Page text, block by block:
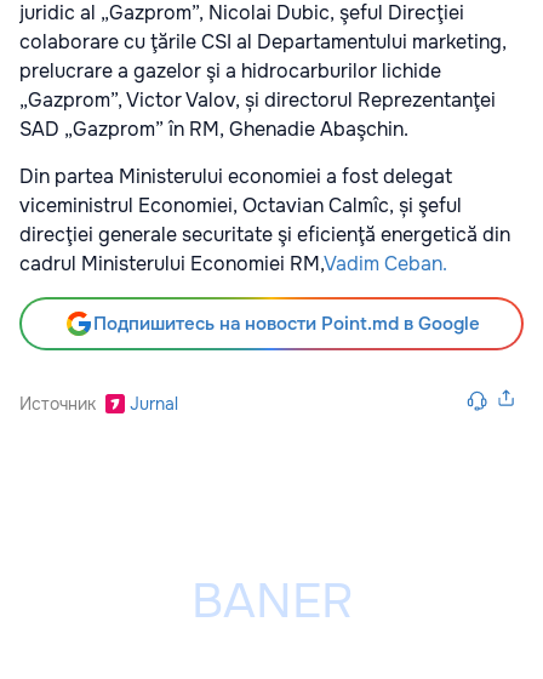
juridic al „Gazprom”, Nicolai Dubic, şeful Direcţiei
colaborare cu ţările CSI al Departamentului marketing,
prelucrare a gazelor şi a hidrocarburilor lichide
„Gazprom”, Victor Valov, și directorul Reprezentanţei
SAD „Gazprom” în RM, Ghenadie Abaşchin.
Din partea Ministerului economiei a fost delegat
viceministrul Economiei, Octavian Calmîc, și şeful
direcţiei generale securitate şi eficienţă energetică din
cadrul Ministerului Economiei RM,Vadim Ceban.
Подпишитесь на новости Point.md в Google
Источник Jurnal